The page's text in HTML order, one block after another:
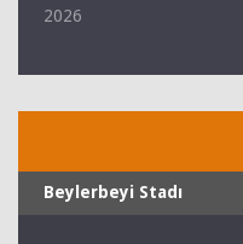
2026
Beylerbeyi Stadı